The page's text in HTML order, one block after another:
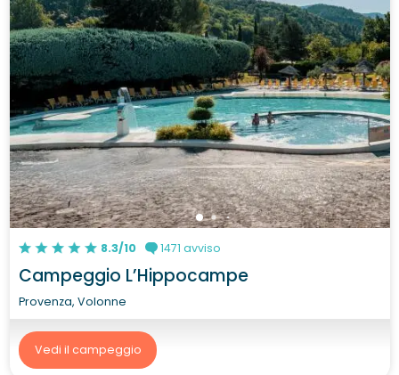
8.3/10 1471 avviso
Campeggio L’Hippocampe
Provenza, Volonne
Vedi il campeggio